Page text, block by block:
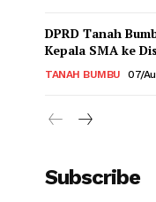
DPRD Tanah
Kepala SMA ke
TANAH BUMBU 07/
Subscribe